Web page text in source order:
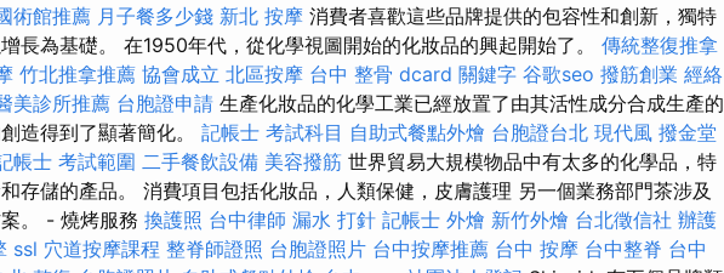
術館推薦 月子餐多少錢 新北 按摩 消費者喜歡這些品牌提供的包容性和創新，獨特
長為基礎。 在1950年代，從化學視圖開始的化妝品的興起開始了。 傳統整復推拿
竹北推拿推薦 協會成立 北區按摩 台中 整骨 dcard 關鍵字 谷歌seo 撥筋創業 經絡
美診所推薦 台胞證申請 生產化妝品的化學工業已經放置了由其活性成分合成生產的
造得到了顯著簡化。 記帳士 考試科目 自助式餐點外燴 台胞證台北 現代風 撥金堂
帳士 考試範圍 二手餐飲設備 美容撥筋 世界貿易大規模物品中有太多的化學品，特
存儲的產品。 消費項目包括化妝品，人類保健，皮膚護理 另一個業務部門茶涉及
。 - 燒烤服務 換護照 台中律師 漏水 打針 記帳士 外燴 新竹外燴 台北徵信社 辦護
ssl 穴道按摩課程 整脊師證照 台胞證照片 台中按摩推薦 台中 按摩 台中整脊 台中